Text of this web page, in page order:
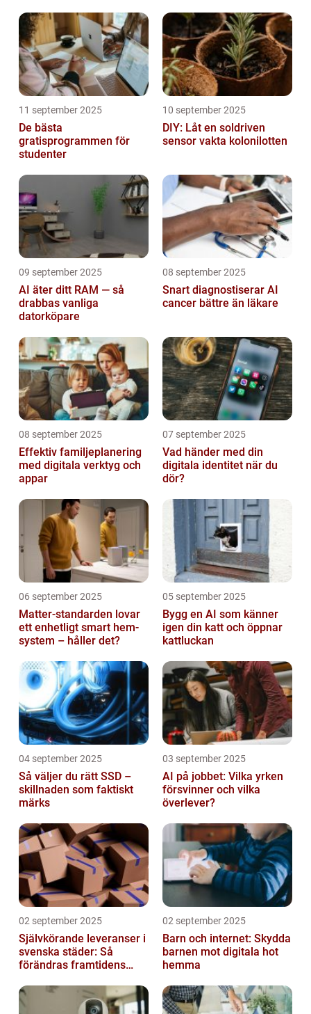
11 september 2025
De bästa
gratisprogrammen för
studenter
10 september 2025
DIY: Låt en soldriven
sensor vakta kolonilotten
09 september 2025
AI äter ditt RAM — så
drabbas vanliga
datorköpare
08 september 2025
Snart diagnostiserar AI
cancer bättre än läkare
08 september 2025
Effektiv familjeplanering
med digitala verktyg och
appar
07 september 2025
Vad händer med din
digitala identitet när du
dör?
06 september 2025
Matter-standarden lovar
ett enhetligt smart hem-
system – håller det?
05 september 2025
Bygg en AI som känner
igen din katt och öppnar
kattluckan
04 september 2025
Så väljer du rätt SSD –
skillnaden som faktiskt
märks
03 september 2025
AI på jobbet: Vilka yrken
försvinner och vilka
överlever?
02 september 2025
Självkörande leveranser i
svenska städer: Så
förändras framtidens
02 september 2025
Barn och internet: Skydda
barnen mot digitala hot
hemma